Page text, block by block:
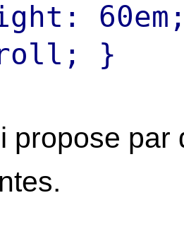
}
propose par